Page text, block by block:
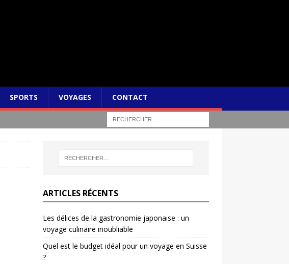
SPORTS VOYAGES CONTACT
ARTICLES RÉCENTS
Les délices de la gastronomie japonaise : un
voyage culinaire inoubliable
Quel est le budget idéal pour un voyage en Suisse
?